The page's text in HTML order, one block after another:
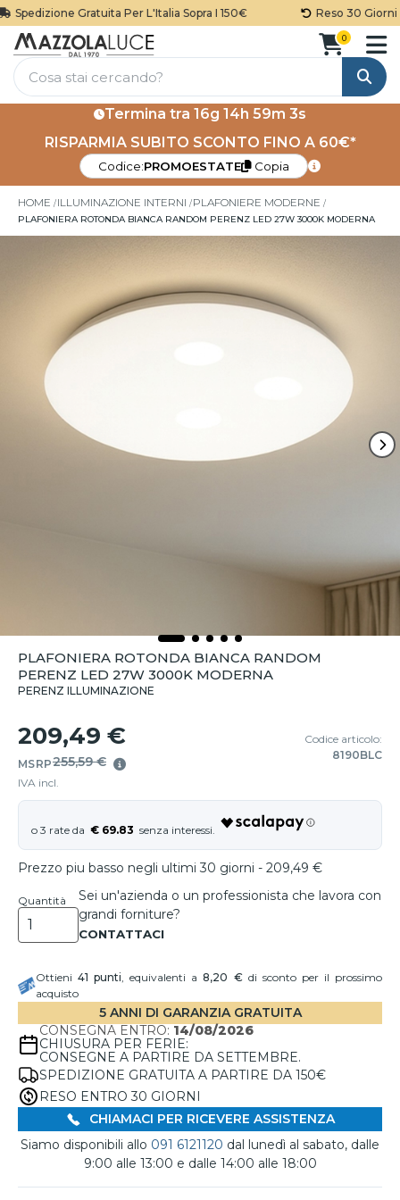
Spedizione Gratuita Per L'Italia Sopra I 150€ Reso 30 Giorni
Cerca
0
Termina tra 16g 14h 59m 2s
RISPARMIA SUBITO SCONTO FINO A 60€*
Codice:PROMOESTATE Copia
HOME ILLUMINAZIONE INTERNI PLAFONIERE MODERNE
PLAFONIERA ROTONDA BIANCA RANDOM PERENZ LED 27W 3000K MODERNA
PLAFONIERA ROTONDA BIANCA RANDOM
PERENZ LED 27W 3000K MODERNA
PERENZ ILLUMINAZIONE
209,49 €
MSRP255,59 €
IVA incl.
Codice articolo:
8190BLC
€ 69.83
Prezzo piu basso negli ultimi 30 giorni - 209,49 €
Quantità
Sei un'azienda o un professionista che lavora con
grandi forniture?
Ottieni41 punti, equivalenti a8,20 €di sconto per il prossimo
acquisto
5 ANNI DI GARANZIA GRATUITA
CONSEGNA ENTRO: 14/08/2026
CHIUSURA PER FERIE:
CONSEGNE A PARTIRE DA SETTEMBRE.
SPEDIZIONE GRATUITA A PARTIRE DA 150€
RESO ENTRO 30 GIORNI
CHIAMACI PER RICEVERE ASSISTENZA
Siamo disponibili allo 091 6121120 dal lunedì al sabato, dalle
9:00 alle 13:00 e dalle 14:00 alle 18:00